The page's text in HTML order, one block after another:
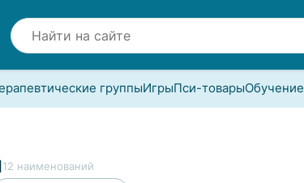
группыИгрыПси-товарыОбучение
12 наименований